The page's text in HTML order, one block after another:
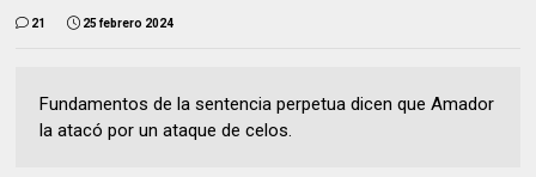
21 25 febrero 2024
Fundamentos de la sentencia perpetua dicen que Amador
la atacó por un ataque de celos.